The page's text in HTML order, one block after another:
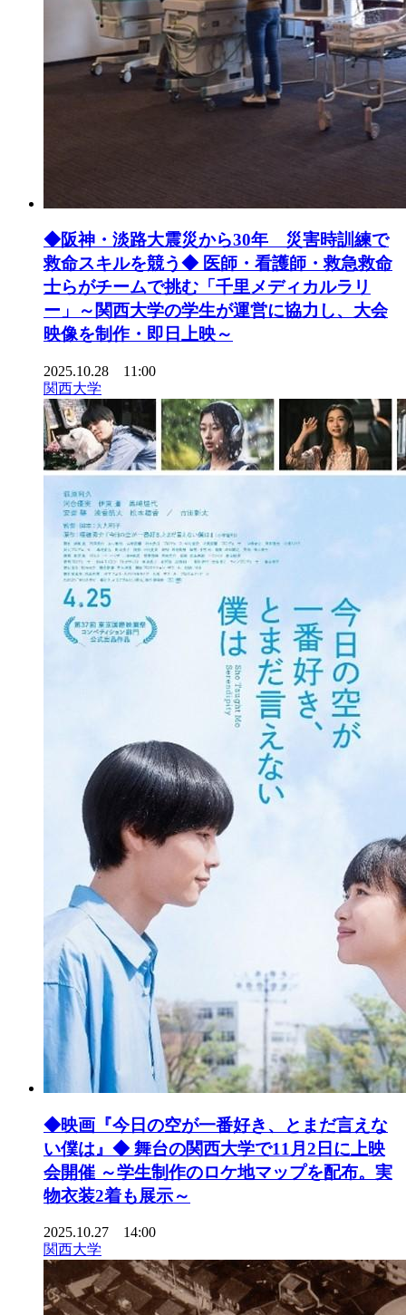
◆阪神・淡路大震災から30年 災害時訓練で
救命スキルを競う◆ 医師・看護師・救急救命
士らがチームで挑む「千里メディカルラリ
ー」～関西大学の学生が運営に協力し、大会
映像を制作・即日上映～
2025.10.28 11:00
関西大学
◆映画『今日の空が一番好き、とまだ言えな
い僕は』◆ 舞台の関西大学で11月2日に上映
会開催 ～学生制作のロケ地マップを配布。実
物衣装2着も展示～
2025.10.27 14:00
関西大学